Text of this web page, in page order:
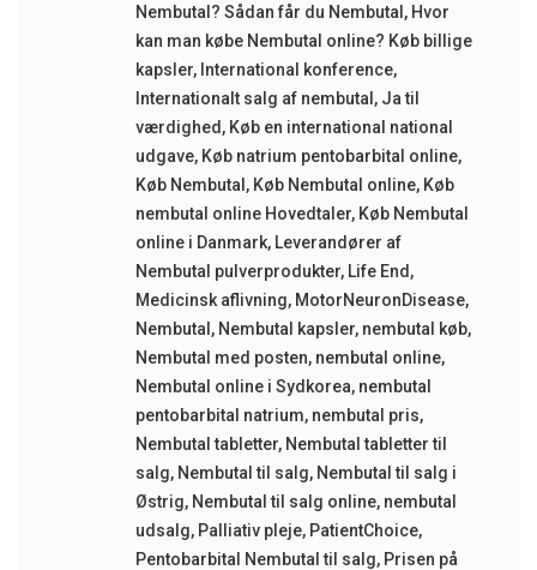
Nembutal? Sådan får du Nembutal , Hvor
kan man købe Nembutal online? Køb billige
kapsler, International konference,
Internationalt salg af nembutal , Ja til
værdighed , Køb en international national
udgave, Køb natrium pentobarbital online,
Køb Nembutal , Køb Nembutal online, Køb
nembutal online Hovedtaler, Køb Nembutal
online i Danmark, Leverandører af
Nembutal pulverprodukter, Life End ,
Medicinsk aflivning, MotorNeuronDisease,
Nembutal , Nembutal kapsler, nembutal køb,
Nembutal med posten, nembutal online,
Nembutal online i Sydkorea, nembutal
pentobarbital natrium, nembutal pris,
Nembutal tabletter, Nembutal tabletter til
salg, Nembutal til salg, Nembutal til salg i
Østrig, Nembutal til salg online, nembutal
udsalg, Palliativ pleje, PatientChoice,
Pentobarbital Nembutal til salg, Prisen på